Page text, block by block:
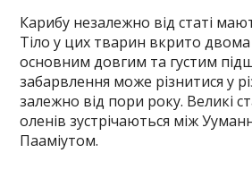
Карибу незалежно від статі
Тіло у цих тварин вкрито
основним довгим та густим
забарвлення може різнитися у
залежно від пори року. Великі
оленів зустрічаються між
Пааміутом.